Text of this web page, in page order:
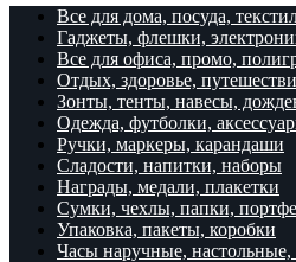
Все для дома, посуда,
Гаджеты, флешки,
Все для офиса, промо,
Отдых, здоровье,
Зонты, тенты, навесы,
Одежда, футболки,
Ручки, маркеры, карандаши
Сладости, напитки, наборы
Награды, медали, плакетки
Сумки, чехлы, папки,
Упаковка, пакеты, коробки
Часы наручные, настольные,